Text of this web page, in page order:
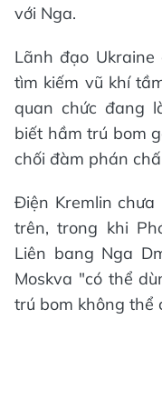
với Nga.
Lãnh đạo
tìm kiếm vũ khí
quan chức đang
biết hầm trú bom
chối đàm phán
Điện Kremlin
trên, trong khi
Liên bang Nga
Moskva "có thể
trú bom không thể